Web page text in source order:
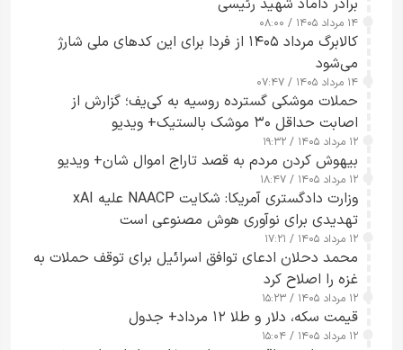
۱۴ مرداد ۱۴۰۵ / ۰۸:۰۰
کالابرگ مرداد ۱۴۰۵ از فردا برای این کدهای ملی شارژ
می‌شود
۱۴ مرداد ۱۴۰۵ / ۰۷:۴۷
حملات موشکی گسترده روسیه به کی‌یف؛ گزارش از
اصابت حداقل ۳۰ موشک بالستیک+ ویدیو
۱۲ مرداد ۱۴۰۵ / ۱۹:۳۲
بیهوش کردن مردم به قصد تاراج اموال شان+ ویدیو
۱۲ مرداد ۱۴۰۵ / ۱۸:۴۷
وزارت دادگستری آمریکا: شکایت NAACP علیه xAI
تهدیدی برای نوآوری هوش مصنوعی است
۱۲ مرداد ۱۴۰۵ / ۱۷:۲۱
محمد دحلان ادعای توافق اسرائیل برای توقف حملات به
غزه را اصلاح کرد
۱۲ مرداد ۱۴۰۵ / ۱۵:۲۳
قیمت سکه، دلار و طلا ۱۲ مرداد+ جدول
۱۲ مرداد ۱۴۰۵ / ۱۵:۰۴